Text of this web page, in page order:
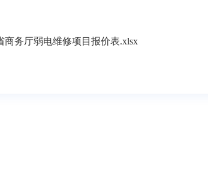
商务厅弱电维修项目报价表.xlsx